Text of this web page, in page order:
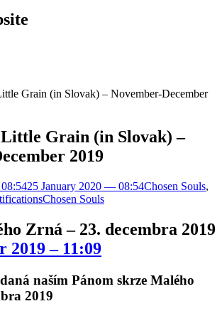
Grain (in Slovak) – November-December
Little Grain (in Slovak) –
2019
25 January 2020 — 08:54Chosen Souls,
Chosen Souls
Zrná – 23. decembra 2019
2019 – 11:09
naším Pánom skrze Malého
2019